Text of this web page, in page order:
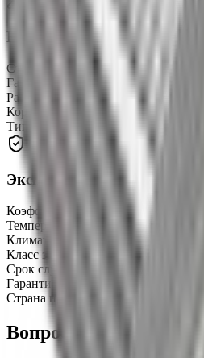
Конструкция
Степень защиты
IP67
Габаритные размеры
600 × 124 × 67
Рассеиватель
поликарбонат
Корпус
анодированный
Тип крепления
подвесной,
Эксплуатация и надёжность
Коэффициент мощности (Pf)
Температура эксплуатации
Климатическое исполнение
Класс защиты от поражения током
Срок службы
Гарантия
Страна производства
Вопросы о категории